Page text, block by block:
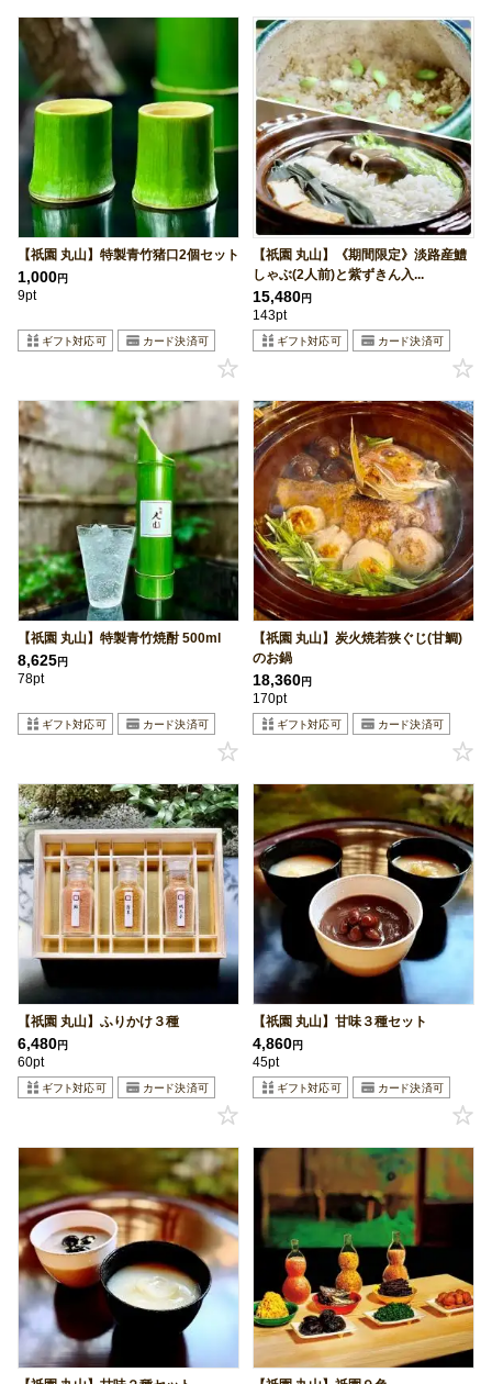
【祇園 丸山】特製青竹猪口2個セット
1,000円
9pt
【祇園 丸山】《期間限定》淡路産鱧
しゃぶ(2人前)と紫ずきん入...
15,480円
143pt
【祇園 丸山】特製青竹焼酎 500ml
8,625円
78pt
【祇園 丸山】炭火焼若狭ぐじ(甘鯛)
のお鍋
18,360円
170pt
【祇園 丸山】ふりかけ３種
6,480円
60pt
【祇園 丸山】甘味３種セット
4,860円
45pt